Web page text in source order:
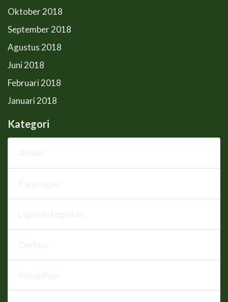
Oktober 2018
September 2018
Agustus 2018
Juni 2018
Februari 2018
Januari 2018
Kategori